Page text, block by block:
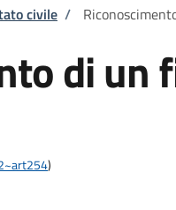
civile /
di un
)